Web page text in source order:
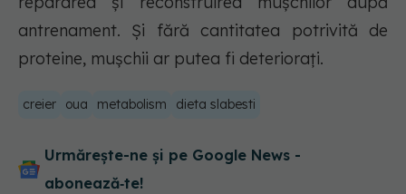
antrenament. Și fără cantitatea potrivită de
proteine, mușchii ar putea fi deteriorați.
creier oua metabolism dieta slabesti
Urmărește-ne și pe Google News -
abonează‑te!